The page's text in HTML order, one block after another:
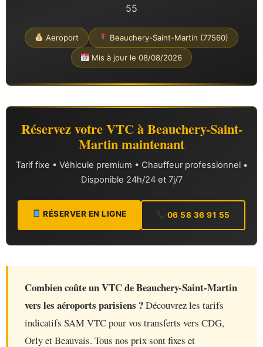
55
Aeroport Beauchery-Saint-Martin (77560)
Mis à jour le 08/08/2026
Réservez votre VTC à Beauchery-Saint-
Martin maintenant
Tarif fixe • Véhicule premium • Chauffeur professionnel •
Disponible 24h/24 et 7j/7
RÉSERVER EN LIGNE 06 58 36 91 55
Combien coûte un VTC de Beauchery-Saint-Martin
vers les aéroports parisiens ?Découvrez les tarifs
indicatifs SAM VTC pour vos transferts vers CDG,
Orly et Beauvais. Tous nos prix sont fixes et